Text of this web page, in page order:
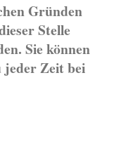
Gründen
Stelle
Sie können
jeder Zeit bei